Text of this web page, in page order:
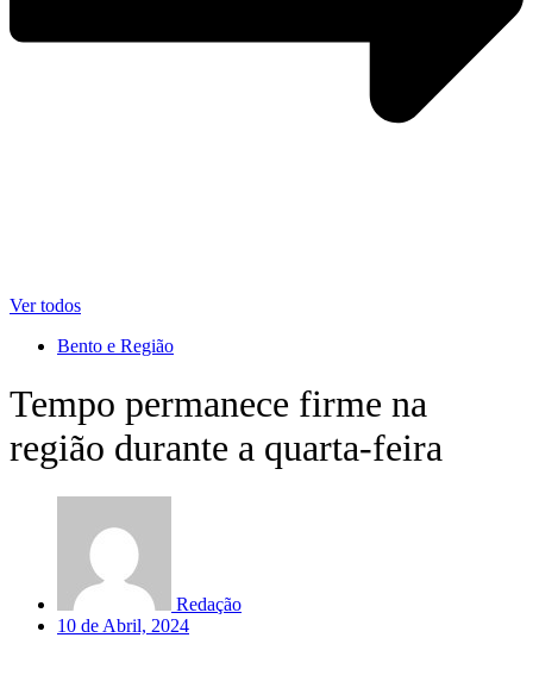
Ver todos
Bento e Região
Tempo permanece firme na
região durante a quarta-feira
Redação
10 de Abril, 2024